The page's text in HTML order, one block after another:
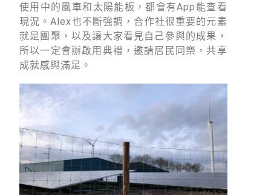
使用中的風車和太陽能板，都會有App能查看
現況。Alex也不斷強調，合作社很重要的元素
就是團聚，以及讓大家看見自己參與的成果，
所以一定會辦啟用典禮，邀請居民同樂，共享
成就感與滿足。